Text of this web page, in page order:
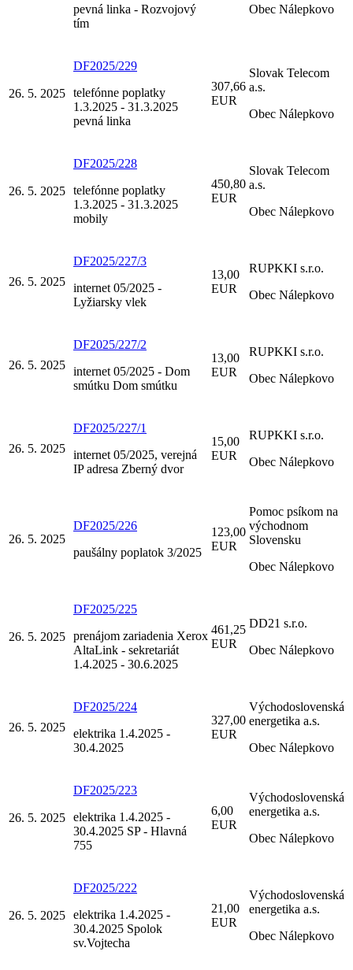
pevná linka - Rozvojový
tím
Obec Nálepkovo
26. 5. 2025
DF2025/229
telefónne poplatky
1.3.2025 - 31.3.2025
pevná linka
307,66
EUR
Slovak Telecom
a.s.
Obec Nálepkovo
26. 5. 2025
DF2025/228
telefónne poplatky
1.3.2025 - 31.3.2025
mobily
450,80
EUR
Slovak Telecom
a.s.
Obec Nálepkovo
26. 5. 2025
DF2025/227/3
internet 05/2025 -
Lyžiarsky vlek
13,00
EUR
RUPKKI s.r.o.
Obec Nálepkovo
26. 5. 2025
DF2025/227/2
internet 05/2025 - Dom
smútku Dom smútku
13,00
EUR
RUPKKI s.r.o.
Obec Nálepkovo
26. 5. 2025
DF2025/227/1
internet 05/2025, verejná
IP adresa Zberný dvor
15,00
EUR
RUPKKI s.r.o.
Obec Nálepkovo
26. 5. 2025
DF2025/226
paušálny poplatok 3/2025
123,00
EUR
Pomoc psíkom na
východnom
Slovensku
Obec Nálepkovo
26. 5. 2025
DF2025/225
prenájom zariadenia Xerox
AltaLink - sekretariát
1.4.2025 - 30.6.2025
461,25
EUR
DD21 s.r.o.
Obec Nálepkovo
26. 5. 2025
DF2025/224
elektrika 1.4.2025 -
30.4.2025
327,00
EUR
Východoslovenská
energetika a.s.
Obec Nálepkovo
26. 5. 2025
DF2025/223
elektrika 1.4.2025 -
30.4.2025 SP - Hlavná
755
6,00
EUR
Východoslovenská
energetika a.s.
Obec Nálepkovo
26. 5. 2025
DF2025/222
elektrika 1.4.2025 -
30.4.2025 Spolok
sv.Vojtecha
21,00
EUR
Východoslovenská
energetika a.s.
Obec Nálepkovo